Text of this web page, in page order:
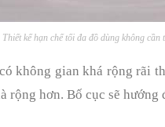
Thiết kế hạn chế tối đa đồ dùng không cần
không gian khá rộng rãi
rộng hơn. Bố cục sẽ hướng